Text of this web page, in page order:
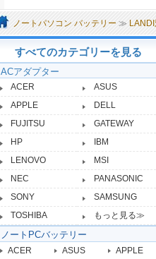
ノートパソコン バッテリー ≫
すべてのカテゴリーを見る
ACアダプター
ACER
ASUS
APPLE
DELL
FUJITSU
GATEWAY
HP
IBM
LENOVO
MSI
NEC
PANASONIC
SONY
SAMSUNG
TOSHIBA
もっと見る≫
ノートPCバッテリー
ACER ASUS
APPLE